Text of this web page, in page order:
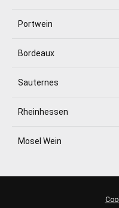
Portwein
Bordeaux
Sauternes
Rheinhessen
Mosel Wein